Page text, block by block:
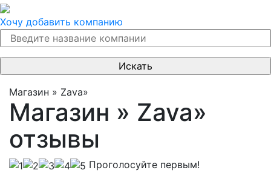
Хочу добавить компанию
Магазин » Zava»
Магазин » Zava»
отзывы
Проголосуйте первым!